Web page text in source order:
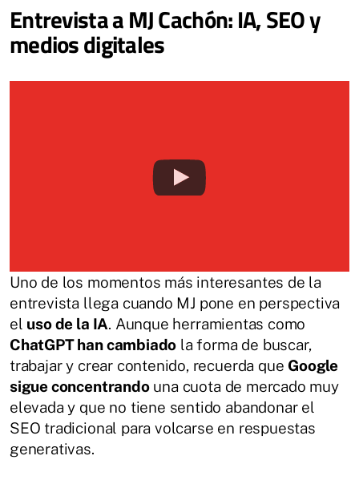
Entrevista a MJ Cachón: IA, SEO y
medios digitales
Uno de los momentos más interesantes de la
entrevista llega cuando MJ pone en perspectiva
el uso de la IA. Aunque herramientas como
ChatGPT han cambiado la forma de buscar,
trabajar y crear contenido, recuerda que Google
sigue concentrandouna cuota de mercado muy
elevada y que no tiene sentido abandonar el
SEO tradicional para volcarse en respuestas
generativas.